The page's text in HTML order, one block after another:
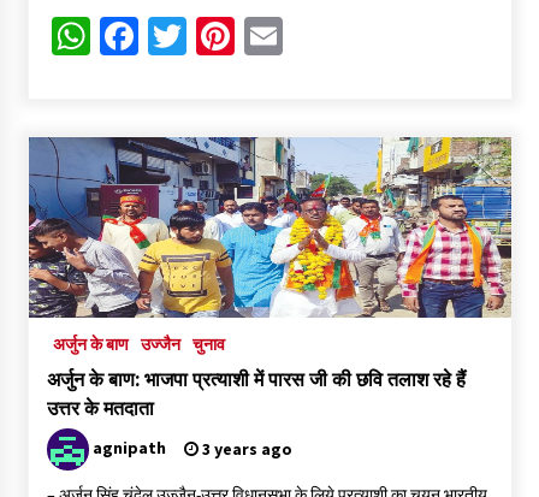
WhatsApp
Facebook
TwitterPinterest
Email
अर्जुन के बाण उज्जैन चुनाव
अर्जुन के बाण: भाजपा प्रत्याशी में पारस जी की छवि तलाश रहे हैं
उत्तर के मतदाता
agnipath 3 years ago